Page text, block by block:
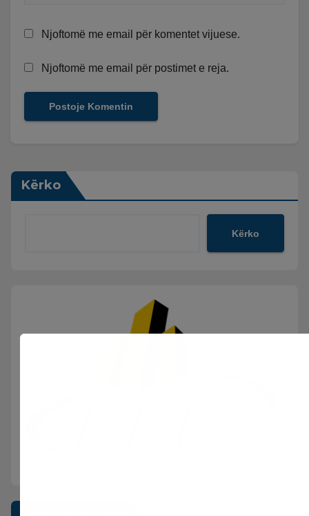
Njoftomë me email për komentet vijuese.
Njoftomë me email për postimet e reja.
Kërko
Kërko